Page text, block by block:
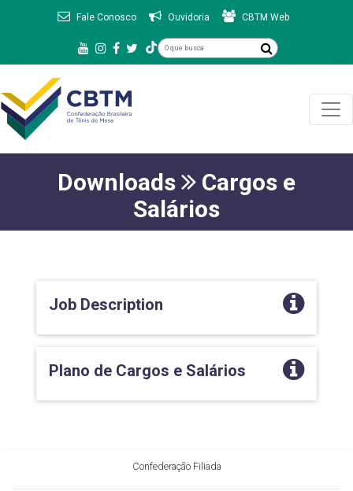
Fale Conosco Ouvidoria CBTM Web
Downloads
Cargos e
Salários
Job Description
Plano de Cargos e Salários
Confederação Filiada